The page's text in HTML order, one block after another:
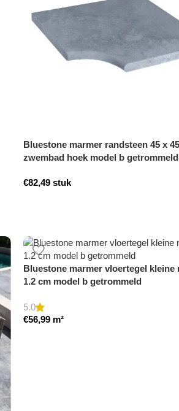
Bluestone marmer randsteen 45 x
zwembad hoek model b getrommeld
€82,49 stuk
Bluestone marmer vloertegel kleine
1.2 cm model b getrommeld
5.0
€56,99 m²